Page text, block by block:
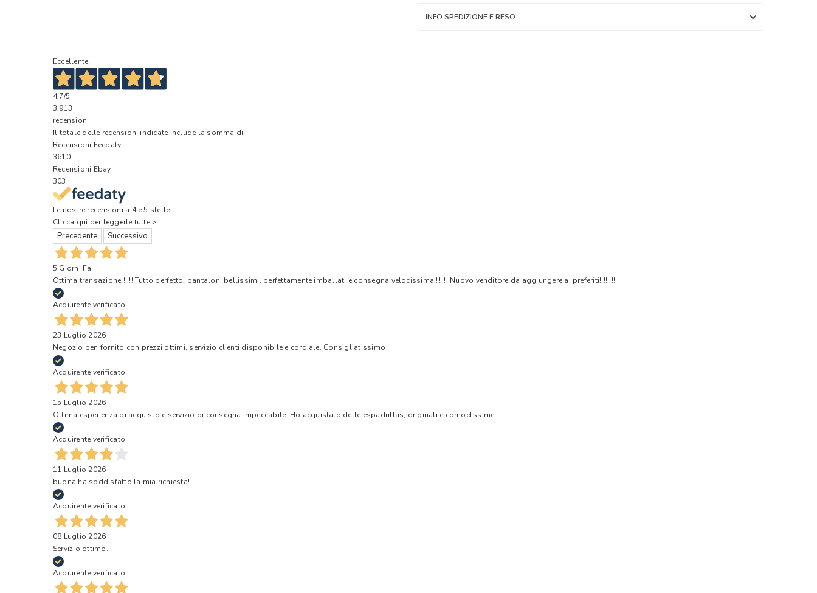
INFO SPEDIZIONE E RESO
Eccellente
4,7/5
3.913
recensioni
Il totale delle recensioni indicate include la somma di:
Recensioni Feedaty
3610
Recensioni Ebay
303
Le nostre recensioni a 4 e 5 stelle.
Clicca qui per leggerle tutte >
Precedente Successivo
5 Giorni Fa
Ottima transazione!!!!!! Tutto perfetto, pantaloni bellissimi, perfettamente imballati e consegna velocissima!!!!!!! Nuovo venditore da aggiungere ai preferiti!!!!!!!!
Acquirente verificato
23 Luglio 2026
Negozio ben fornito con prezzi ottimi, servizio clienti disponibile e cordiale. Consigliatissimo !
Acquirente verificato
15 Luglio 2026
Ottima esperienza di acquisto e servizio di consegna impeccabile. Ho acquistato delle espadrillas, originali e comodissime.
Acquirente verificato
11 Luglio 2026
buona ha soddisfatto la mia richiesta!
Acquirente verificato
08 Luglio 2026
Servizio ottimo.
Acquirente verificato